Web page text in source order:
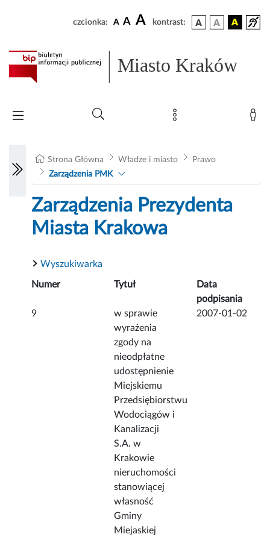
czcionka: A A A kontrast:
Miasto Kraków
Strona Główna Władze i miasto
Prawo
Zarządzenia PMK
Zarządzenia Prezydenta
Miasta Krakowa
Wyszukiwarka
Numer Tytuł
Data
podpisania
9
w sprawie
wyrażenia
zgody na
nieodpłatne
udostępnienie
Miejskiemu
Przedsiębiorstwu
Wodociągów i
Kanalizacji
S.A. w
Krakowie
nieruchomości
stanowiącej
własność
Gminy
Miejaskiej
2007-01-02